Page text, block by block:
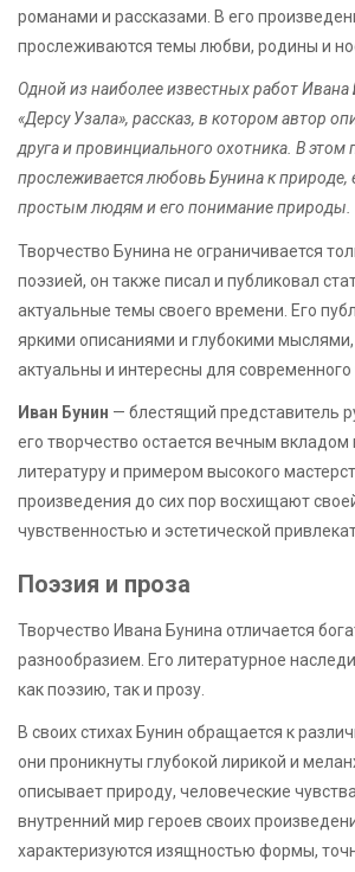
романами и рассказами. В его
прослеживаются темы любви, родины и
Одной из наиболее известных работ Ивана
«Дерсу Узала», рассказ, в котором автор
друга и провинциального охотника. В этом
прослеживается любовь Бунина к природе,
простым людям и его понимание природы.
Творчество Бунина не ограничивается
поэзией, он также писал и публиковал
актуальные темы своего времени. Его
яркими описаниями и глубокими мыслями,
актуальны и интересны для современного
Иван Бунин — блестящий представитель
его творчество остается вечным
литературу и примером высокого
произведения до сих пор восхищают
чувственностью и эстетической
Поэзия и проза
Творчество Ивана Бунина отличается
разнообразием. Его литературное
как поэзию, так и прозу.
В своих стихах Бунин обращается к
они проникнуты глубокой лирикой и
описывает природу, человеческие
внутренний мир героев своих
характеризуются изящностью формы,